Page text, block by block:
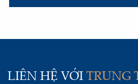
gồm Trọng tài viên Kiều Anh Vũ -
diện MCAC tại Hà Nội; cùng
LIÊN HỆ VỚI TRUNG